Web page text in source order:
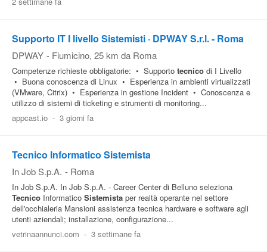
Supporto IT I livello Sistemisti · DPWAY S.r.l. - Roma
DPWAY - Fiumicino, 25 km da Roma
Competenze richieste obbligatorie: • Supporto tecnico di I Livello
• Buona conoscenza di Linux • Esperienza in ambienti virtualizzati
(VMware, Citrix) • Esperienza in gestione Incident • Conoscenza e
utilizzo di sistemi di ticketing e strumenti di monitoring...
appcast.io - 3 giorni fa
Tecnico Informatico Sistemista
In Job S.p.A. - Roma
In Job S.p.A. In Job S.p.A. - Career Center di Belluno seleziona
Tecnico Informatico Sistemista per realtà operante nel settore
dell'occhialeria Mansioni assistenza tecnica hardware e software agli
utenti aziendali; installazione, configurazione...
vetrinaannunci.com - 3 settimane fa